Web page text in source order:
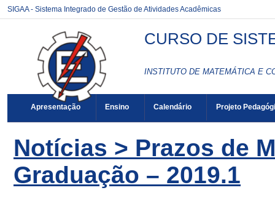
SIGAA - Sistema Integrado de Gestão de Atividades Acadêmicas
CURSO DE
INSTITUTO DE MATEMÁTICA E
Apresentação Ensino Calendário Projeto
Notícias > Prazos de
Graduação – 2019.1